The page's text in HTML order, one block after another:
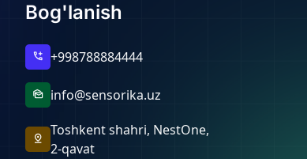
Bog'lanish
add_call +998788884444
mark_as_unread info@sensorika.uz
pin_drop
Toshkent shahri, NestOne,
2-qavat